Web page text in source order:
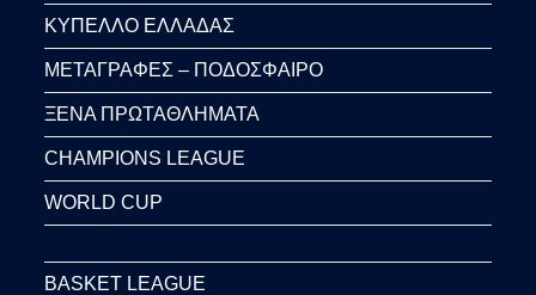
ΚΥΠΕΛΛΟ ΕΛΛΑΔΑΣ
ΜΕΤΑΓΡΑΦΕΣ – ΠΟΔΟΣΦΑΙΡΟ
ΞΕΝΑ ΠΡΩΤΑΘΛΗΜΑΤΑ
CHAMPIONS LEAGUE
WORLD CUP
BASKET LEAGUE